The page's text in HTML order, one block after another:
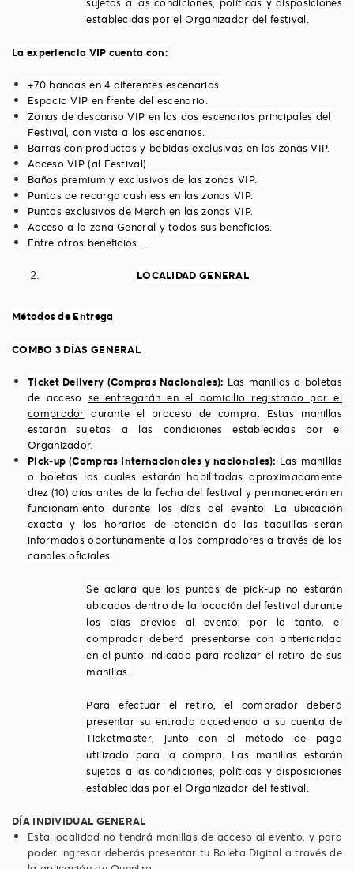
establecidas por el Organizador del festival.
La experiencia VIP cuenta con:
+70 bandas en 4 diferentes escenarios.
Espacio VIP en frente del escenario.
Zonas de descanso VIP en los dos escenarios principales del
Festival, con vista a los escenarios.
Barras con productos y bebidas exclusivas en las zonas VIP.
Acceso VIP (al Festival)
Baños premium y exclusivos de las zonas VIP.
Puntos de recarga cashless en las zonas VIP.
Puntos exclusivos de Merch en las zonas VIP.
Acceso a la zona General y todos sus beneficios.
Entre otros beneficios…
LOCALIDAD GENERAL
Métodos de Entrega
COMBO 3 DÍAS GENERAL
Ticket Delivery (Compras Nacionales): Las manillas o boletas
de acceso se entregarán en el domicilio registrado por el
comprador durante el proceso de compra. Estas manillas
estarán sujetas a las condiciones establecidas por el
Organizador.
Pick-up (Compras Internacionales y nacionales): Las manillas
o boletas las cuales estarán habilitadas aproximadamente
diez (10) días antes de la fecha del festival y permanecerán en
funcionamiento durante los días del evento. La ubicación
exacta y los horarios de atención de las taquillas serán
informados oportunamente a los compradores a través de los
canales oficiales.
Se aclara que los puntos de pick-up no estarán
ubicados dentro de la locación del festival durante
los días previos al evento; por lo tanto, el
comprador deberá presentarse con anterioridad
en el punto indicado para realizar el retiro de sus
manillas.
Para efectuar el retiro, el comprador deberá
presentar su entrada accediendo a su cuenta de
Ticketmaster, junto con el método de pago
utilizado para la compra. Las manillas estarán
sujetas a las condiciones, políticas y disposiciones
establecidas por el Organizador del festival.
DÍA INDIVIDUAL GENERAL
Esta localidad no tendrá manillas de acceso al evento, y para
poder ingresar deberás presentar tu Boleta Digital a través de